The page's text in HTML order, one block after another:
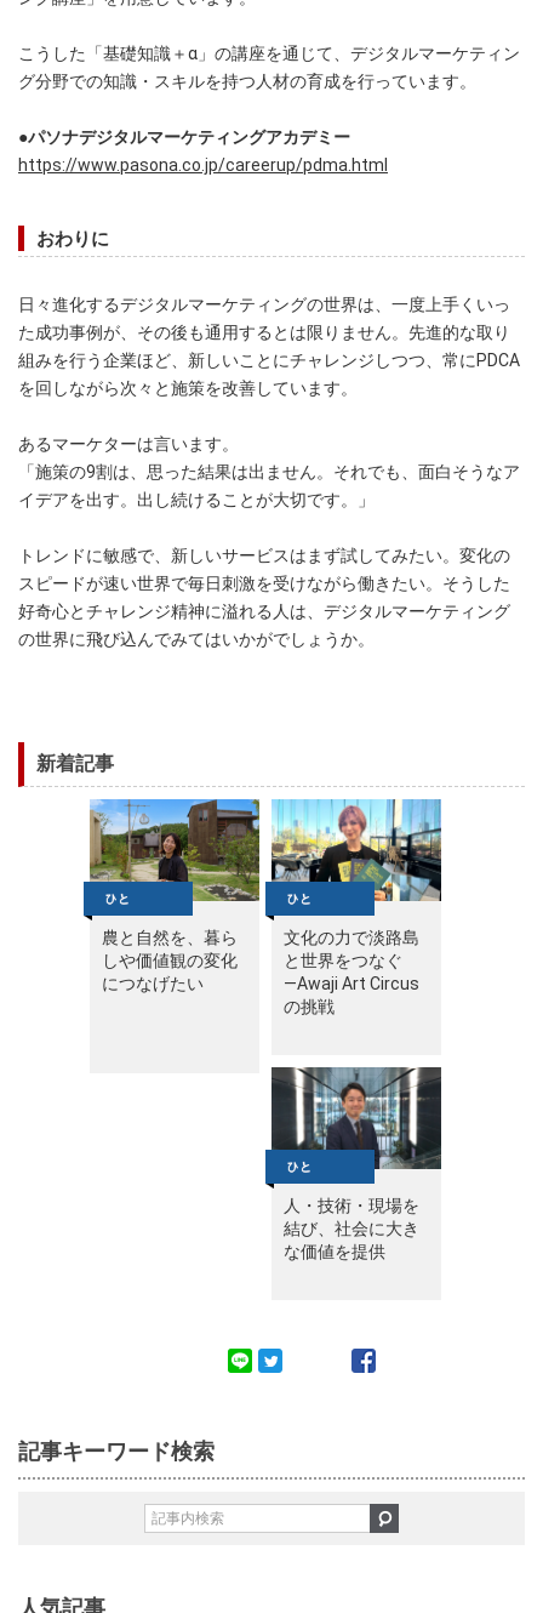
こうした「基礎知識＋α」の講座を通じて、デジタルマーケティン
グ分野での知識・スキルを持つ人材の育成を行っています。
●パソナデジタルマーケティングアカデミー
https://www.pasona.co.jp/careerup/pdma.html
おわりに
日々進化するデジタルマーケティングの世界は、一度上手くいっ
た成功事例が、その後も通用するとは限りません。先進的な取り
組みを行う企業ほど、新しいことにチャレンジしつつ、常にPDCA
を回しながら次々と施策を改善しています。
あるマーケターは言います。
「施策の9割は、思った結果は出ません。それでも、面白そうなア
イデアを出す。出し続けることが大切です。」
トレンドに敏感で、新しいサービスはまず試してみたい。変化の
スピードが速い世界で毎日刺激を受けながら働きたい。そうした
好奇心とチャレンジ精神に溢れる人は、デジタルマーケティング
の世界に飛び込んでみてはいかがでしょうか。
新着記事
農と自然を、暮ら
しや価値観の変化
につなげたい
文化の力で淡路島
と世界をつなぐ
—Awaji Art Circus
の挑戦
人・技術・現場を
結び、社会に大き
な価値を提供
記事キーワード検索
人気記事